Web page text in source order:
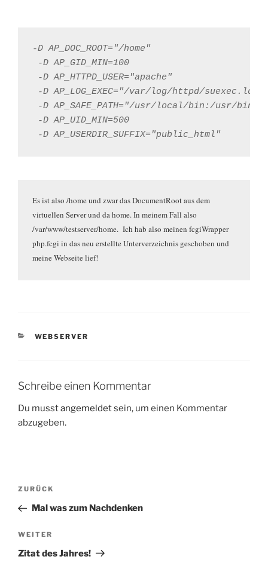
-D AP_DOC_ROOT="/home"
-D AP_GID_MIN=100
-D AP_HTTPD_USER="apache"
-D AP_LOG_EXEC="/var/log/httpd/suexec.log"
-D AP_SAFE_PATH="/usr/local/bin:/usr/bin:/
-D AP_UID_MIN=500
-D AP_USERDIR_SUFFIX="public_html"
Es ist also /home und zwar das DocumentRoot aus dem
virtuellen Server und da home. In meinem Fall also
/var/www/testserver/home. Ich hab also meinen fcgiWrapper
php.fcgi in das neu erstellte Unterverzeichnis geschoben und
meine Webseite lief!
KATEGORIEN
WEBSERVER
Schreibe einen Kommentar
Du musstangemeldetsein, um einen Kommentar
abzugeben.
Beitragsnavigation
Vorheriger
Beitrag
ZURÜCK
Mal was zum Nachdenken
Nächster
Beitrag
WEITER
Zitat des Jahres!